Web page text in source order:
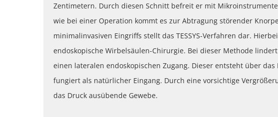
Zentimetern. Durch diesen Schnitt befreit er mit
wie bei einer Operation kommt es zur Abtragung störender
minimalinvasiven Eingriffs stellt das TESSYS-Verfahren dar.
endoskopische Wirbelsäulen-Chirurgie. Bei dieser Methode
einen lateralen endoskopischen Zugang. Dieser entsteht über das
fungiert als natürlicher Eingang. Durch eine vorsichtige
das Druck ausübende Gewebe.